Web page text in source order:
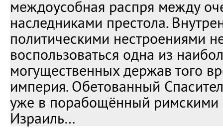
междоусобная распря между
наследниками престола.
политическими нестроениями
воспользоваться одна из
могущественных держав того
империя. Обетованный
уже в порабощённый римскими
Израиль…